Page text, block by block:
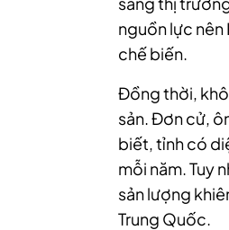
nguồn lực nên
chế biến.
Đồng thời,
sản. Đơn cử,
biết, tỉnh có
mỗi năm. Tuy
sản lượng
Trung Quốc.